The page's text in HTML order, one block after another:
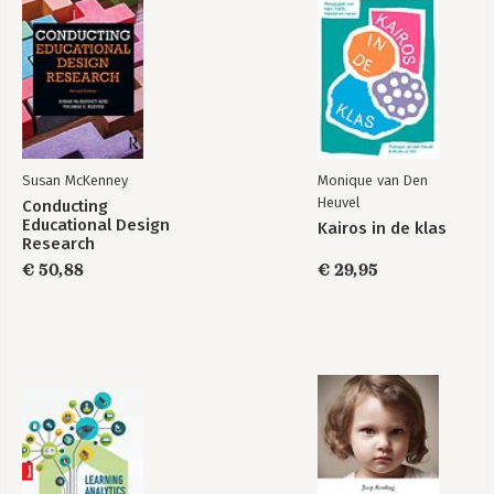
Susan McKenney
Conducting
Educational Design
Research
€ 50,88
Monique van Den
Heuvel
Kairos in de klas
€ 29,95